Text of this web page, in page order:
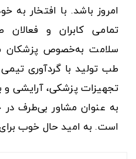
امروز باشد. با افتخار به
تمامی کابران و
سلامت به‌خصوص پزشکان
طب تولید با گردآوری
تجهیزات پزشکی، آرایشی
به عنوان مشاور بی‌طرف در
است. به امید حال خوب